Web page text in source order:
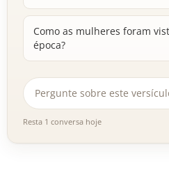
Como as mulheres foram
época?
Resta 1 conversa hoje